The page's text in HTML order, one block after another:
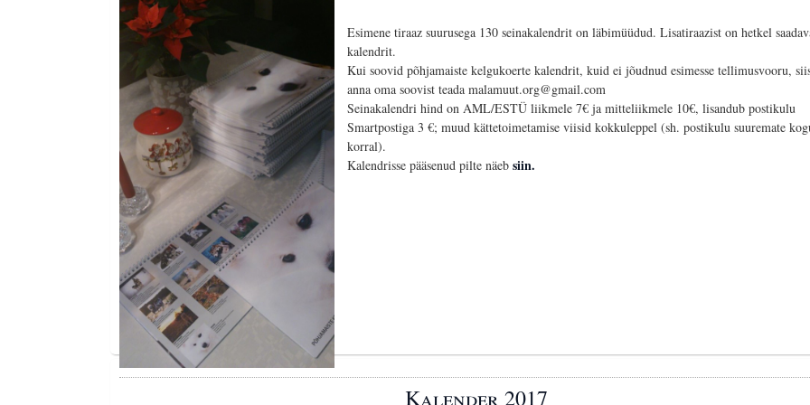
Esimene tiraaz suurusega 130 seinakalendrit on läbimüüdud. Lisatiraazist on hetkel
kalendrit.
Kui soovid põhjamaiste kelgukoerte kalendrit, kuid ei jõudnud esimesse tellimusvooru,
anna oma soovist teada malamuut.org@gmail.com
Seinakalendri hind on AML/ESTÜ liikmele 7€ ja mitteliikmele 10€, lisandub postikulu
Smartpostiga 3 €; muud kättetoimetamise viisid kokkuleppel (sh. postikulu suuremate
korral).
Kalendrisse pääsenud pilte näeb siin.
Kalender 2017